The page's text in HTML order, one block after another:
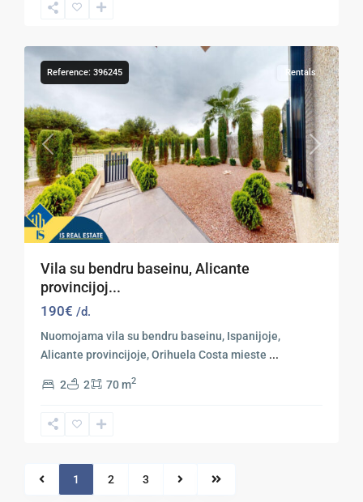
Orihuela
Previous Next
Reference: 396245 Rentals
Vila su bendru baseinu, Alicante
provincijoj...
190€ /d.
Nuomojama vila su bendru baseinu, Ispanijoje,
Alicante provincijoje, Orihuela Costa mieste ...
2 2 70 m2
1 2 3